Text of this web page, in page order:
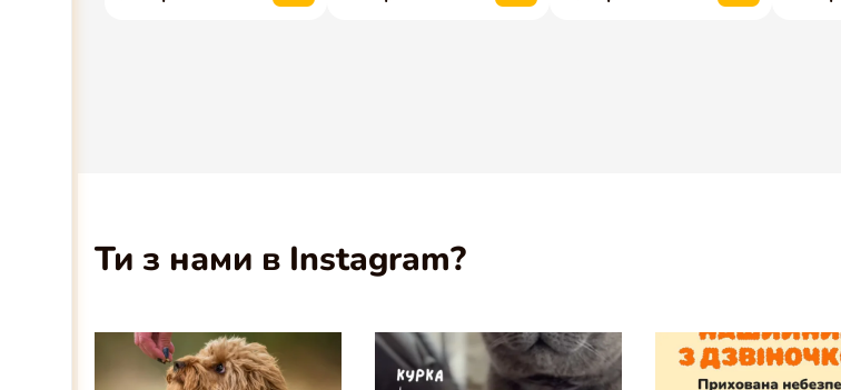
Ти з нами в Instagram?